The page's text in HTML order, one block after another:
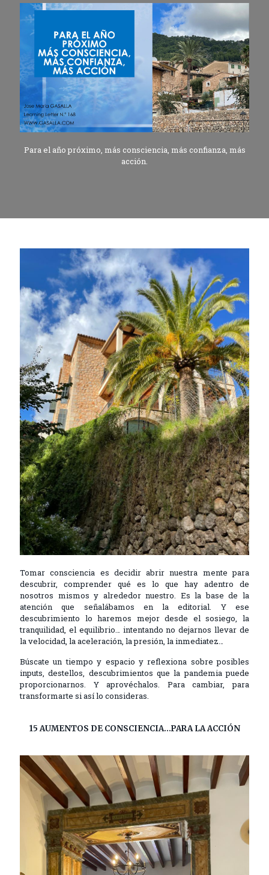
Para el año próximo, más consciencia, más confianza, más
acción.
Tomar consciencia es decidir abrir nuestra mente para
descubrir, comprender qué es lo que hay adentro de
nosotros mismos y alrededor nuestro. Es la base de la
atención que señalábamos en la editorial. Y ese
descubrimiento lo haremos mejor desde el sosiego, la
tranquilidad, el equilibrio… intentando no dejarnos llevar de
la velocidad, la aceleración, la presión, la inmediatez…
Búscate un tiempo y espacio y reflexiona sobre posibles
inputs, destellos, descubrimientos que la pandemia puede
proporcionarnos. Y aprovéchalos. Para cambiar, para
transformarte si así lo consideras.
15 AUMENTOS DE CONSCIENCIA…PARA LA ACCIÓN